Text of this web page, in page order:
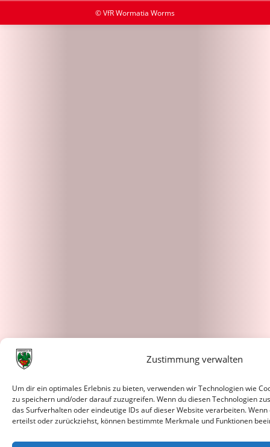
Zustimmung verwalten
Um dir ein optimales Erlebnis zu bieten, verwenden wir Technologien wie
zu speichern und/oder darauf zuzugreifen. Wenn du diesen Technologien
das Surfverhalten oder eindeutige IDs auf dieser Website verarbeiten.
erteilst oder zurückziehst, können bestimmte Merkmale und Funktionen
© VfR Wormatia Worms